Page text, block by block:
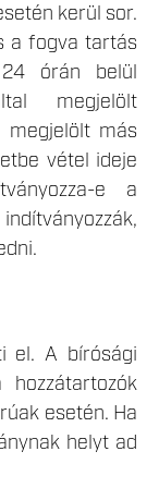
kerül sor.
a fogva tartás
24 órán belül
megjelölt
más
vétel ideje
e a
el. A bírósági
esetén. Ha
helyt ad